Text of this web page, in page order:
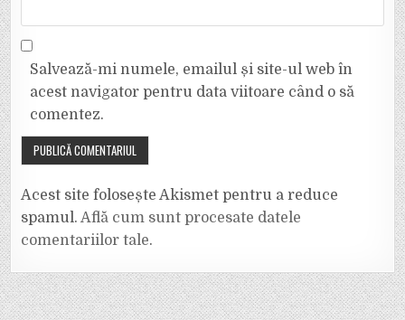
Salvează-mi numele, emailul și site-ul web în
acest navigator pentru data viitoare când o să
comentez.
Acest site folosește Akismet pentru a reduce
spamul.Află cum sunt procesate datele
comentariilor tale.